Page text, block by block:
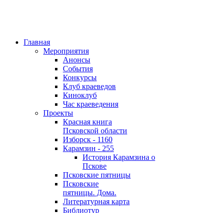
Главная
Мероприятия
Анонсы
События
Конкурсы
Клуб краеведов
Киноклуб
Час краеведения
Проекты
Красная книга
Псковской области
Изборск - 1160
Карамзин - 255
История Карамзина о
Пскове
Псковские пятницы
Псковские
пятницы. Дома.
Литературная карта
Библиотур